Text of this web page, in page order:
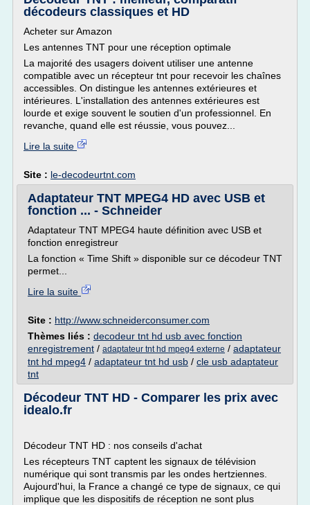
décodeurs classiques et HD
Acheter sur Amazon
Les antennes TNT pour une réception optimale
La majorité des usagers doivent utiliser une antenne
compatible avec un récepteur tnt pour recevoir les chaînes
accessibles. On distingue les antennes extérieures et
intérieures. L'installation des antennes extérieures est
lourde et exige souvent le soutien d'un professionnel. En
revanche, quand elle est réussie, vous pouvez...
Lire la suite
Site : le-decodeurtnt.com
Adaptateur TNT MPEG4 HD avec USB et
fonction ... - Schneider
Adaptateur TNT MPEG4 haute définition avec USB et
fonction enregistreur
La fonction « Time Shift » disponible sur ce décodeur TNT
permet...
Lire la suite
Site : http://www.schneiderconsumer.com
Thèmes liés : decodeur tnt hd usb avec fonction
enregistrement / adaptateur tnt hd mpeg4 externe / adaptateur
tnt hd mpeg4 / adaptateur tnt hd usb / cle usb adaptateur
tnt
Décodeur TNT HD - Comparer les prix avec
idealo.fr
Décodeur TNT HD : nos conseils d'achat
Les récepteurs TNT captent les signaux de télévision
numérique qui sont transmis par les ondes hertziennes.
Aujourd'hui, la France a changé ce type de signaux, ce qui
implique que les dispositifs de réception ne sont plus